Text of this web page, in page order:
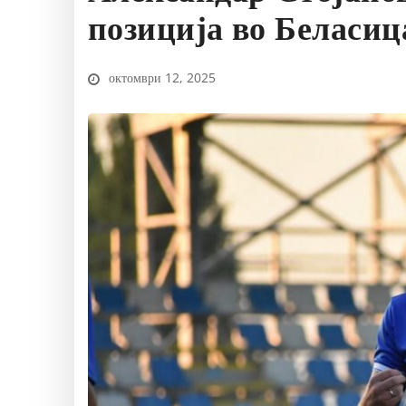
позиција во
октомври 12, 2025